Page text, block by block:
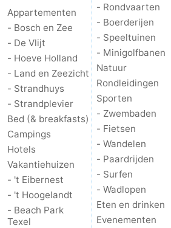
Appartementen
- Bosch en Zee
- De Vlijt
- Hoeve Holland
- Land en Zeezicht
- Strandhuys
- Strandplevier
Bed (& breakfasts)
Campings
Hotels
Vakantiehuizen
- 't Eibernest
- 't Hoogelandt
- Beach Park
Texel
- Rondvaarten
- Boerderijen
- Speeltuinen
- Minigolfbanen
Natuur
Rondleidingen
Sporten
- Zwembaden
- Fietsen
- Wandelen
- Paardrijden
- Surfen
- Wadlopen
Eten en drinken
Evenementen